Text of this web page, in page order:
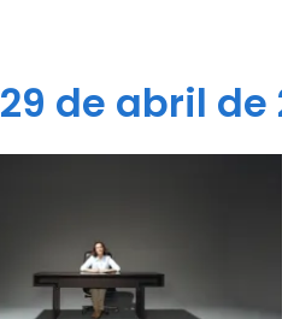
29 de abril de